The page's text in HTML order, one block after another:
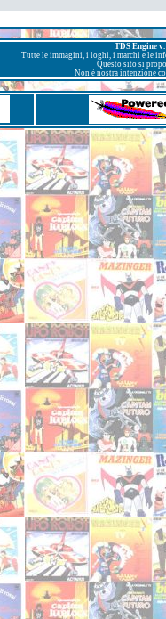
TDS Engine
Tutte le immagini, i loghi, i marchi e le
Questo sito si
Non è nostra intenzione